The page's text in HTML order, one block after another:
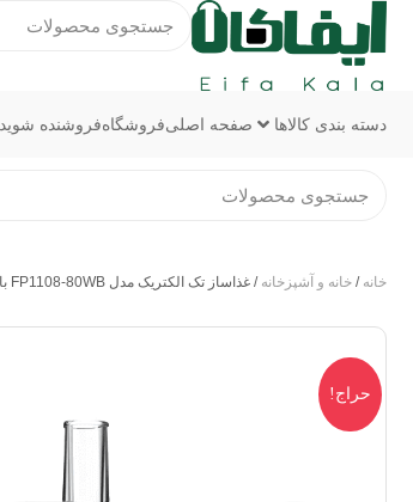
دسته بندی کالاها صفحه اصلیفروشگاهفروشنده شوید
خانه / خانه و آشپزخانه / غذاساز تک الکتریک مدل FP1108-80WB با گارانتی بدر
حراج!